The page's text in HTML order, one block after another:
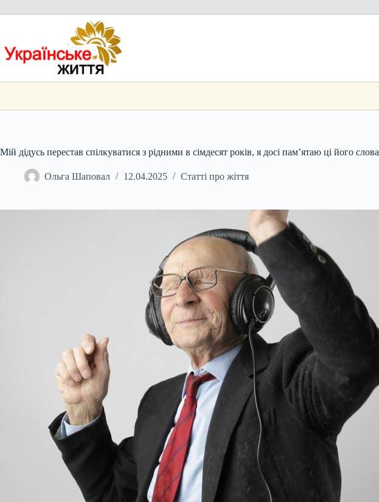
до
Мій дідусь перестав спілкуватися з рідними в сімдесят років, я досі пам’ятаю ці його слова
Ольга Шаповал 12.04.2025 Статті про жіття